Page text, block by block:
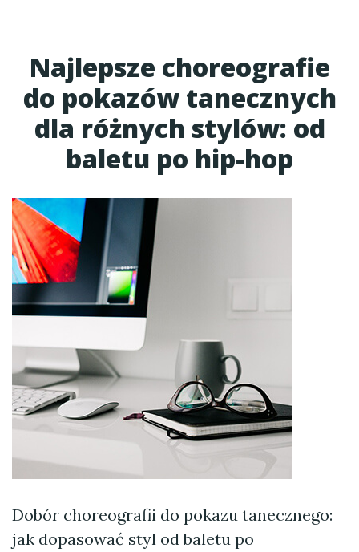
Najlepsze choreografie
do pokazów tanecznych
dla różnych stylów: od
baletu po hip-hop
Dobór choreografii do pokazu tanecznego:
jak dopasować styl od baletu po